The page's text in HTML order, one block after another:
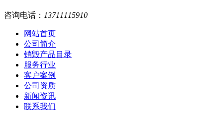
咨询电话： 13711115910
网站首页
公司简介
销毁产品目录
服务行业
客户案例
公司资质
新闻资讯
联系我们